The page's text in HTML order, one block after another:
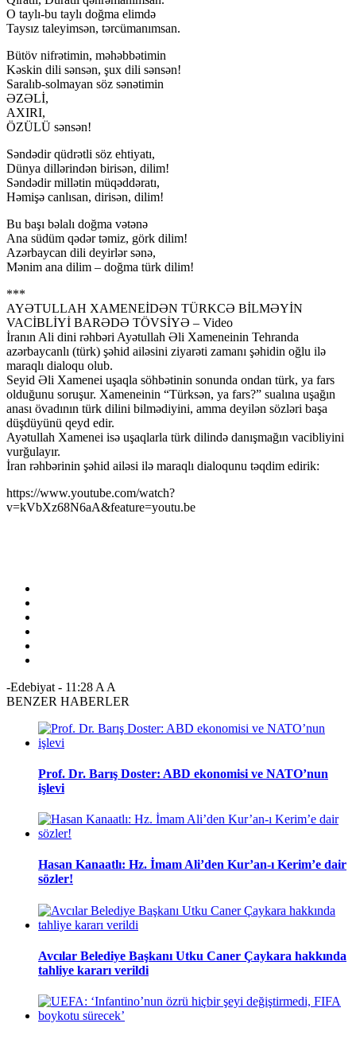
O taylı-bu taylı doğma elimdə
Taysız taleyimsən, tərcümanımsan.
Bütöv nifrətimin, məhəbbətimin
Kəskin dili sənsən, şux dili sənsən!
Saralıb-solmayan söz sənətimin
ƏZƏLİ,
AXIRI,
ÖZÜLÜ sənsən!
Səndədir qüdrətli söz ehtiyatı,
Dünya dillərindən birisən, dilim!
Səndədir millətin müqəddəratı,
Həmişə canlısan, dirisən, dilim!
Bu başı bəlalı doğma vətənə
Ana südüm qədər təmiz, görk dilim!
Azərbaycan dili deyirlər sənə,
Mənim ana dilim – doğma türk dilim!
***
AYƏTULLAH XAMENEİDƏN TÜRKCƏ BİLMƏYİN
VACİBLİYİ BARƏDƏ TÖVSİYƏ – Video
İranın Ali dini rəhbəri Ayətullah Əli Xameneinin Tehranda
azərbaycanlı (türk) şəhid ailəsini ziyarəti zamanı şəhidin oğlu ilə
maraqlı dialoqu olub.
Seyid Əli Xamenei uşaqla söhbətinin sonunda ondan türk, ya fars
olduğunu soruşur. Xameneinin “Türksən, ya fars?” sualına uşağın
anası övadının türk dilini bilmədiyini, amma deyilən sözləri başa
düşdüyünü qeyd edir.
Ayətullah Xamenei isə uşaqlarla türk dilində danışmağın vacibliyini
vurğulayır.
İran rəhbərinin şəhid ailəsi ilə maraqlı dialoqunu təqdim edirik:
https://www.youtube.com/watch?
v=kVbXz68N6aA&feature=youtu.be
-Edebiyat - 11:28 A A
BENZER HABERLER
Prof. Dr. Barış Doster: ABD ekonomisi ve NATO’nun
işlevi
Hasan Kanaatlı: Hz. İmam Ali’den Kur’an-ı Kerim’e dair
sözler!
Avcılar Belediye Başkanı Utku Caner Çaykara hakkında
tahliye kararı verildi